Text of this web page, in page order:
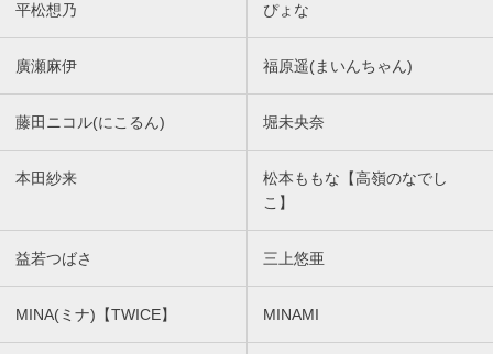
平松想乃 ぴょな
廣瀬麻伊 福原遥(まいんちゃん)
藤田ニコル(にこるん) 堀未央奈
本田紗来
松本ももな【高嶺のなでし
こ】
益若つばさ 三上悠亜
MINA(ミナ)【TWICE】 MINAMI